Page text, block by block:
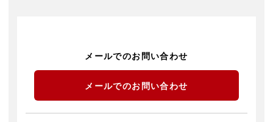
メールでのお問い合わせ
メールでのお問い合わせ